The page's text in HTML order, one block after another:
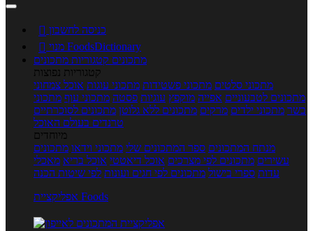
 כניסה לחשבון

מנוי FoodsDictionary
מתכונים קטגוריות מתכונים
קטגוריות נפוצות
מתכוני סלטים מתכוני פשטידות מתכוני עוגות אוכל צמחוני
מתכונים לטבעוניים אפייה מוקפץ עוגיות פסטה מתכוני עוף מתכוני
בשר מתכוני ילדים מרקים מתכונים ללא גלוטן מתכונים לסוכרתיים
טרנדים בעולם האוכל
מיוחדים
מנתח המתכונים ספר המתכונים שלי מתכוני וידאו מתכונים
עשירים מתכונים לפי מצרכים אוכל דיאטטי אוכל בריא מאכלי
עדות ספרי בישול מתכונים לפי חגים ועונות לפי שיטות הכנה
אפליקציית Foods